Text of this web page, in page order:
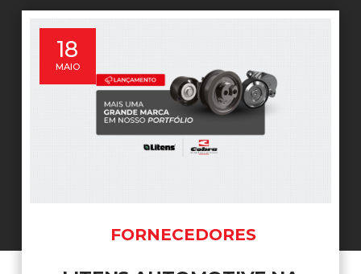
8
MAIO
NOTÍCIAS